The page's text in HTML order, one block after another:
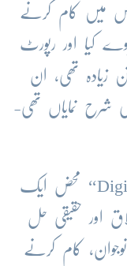
جس میں کام کرنے
کیا اور رپورٹ
زیادہ تھی، ان
شرح نمایاں تھی-
یہ نتائج بتاتے ہیں کہ ’’Digital Detox‘‘ محض ایک
اور حقیقی حل
کام کرنے